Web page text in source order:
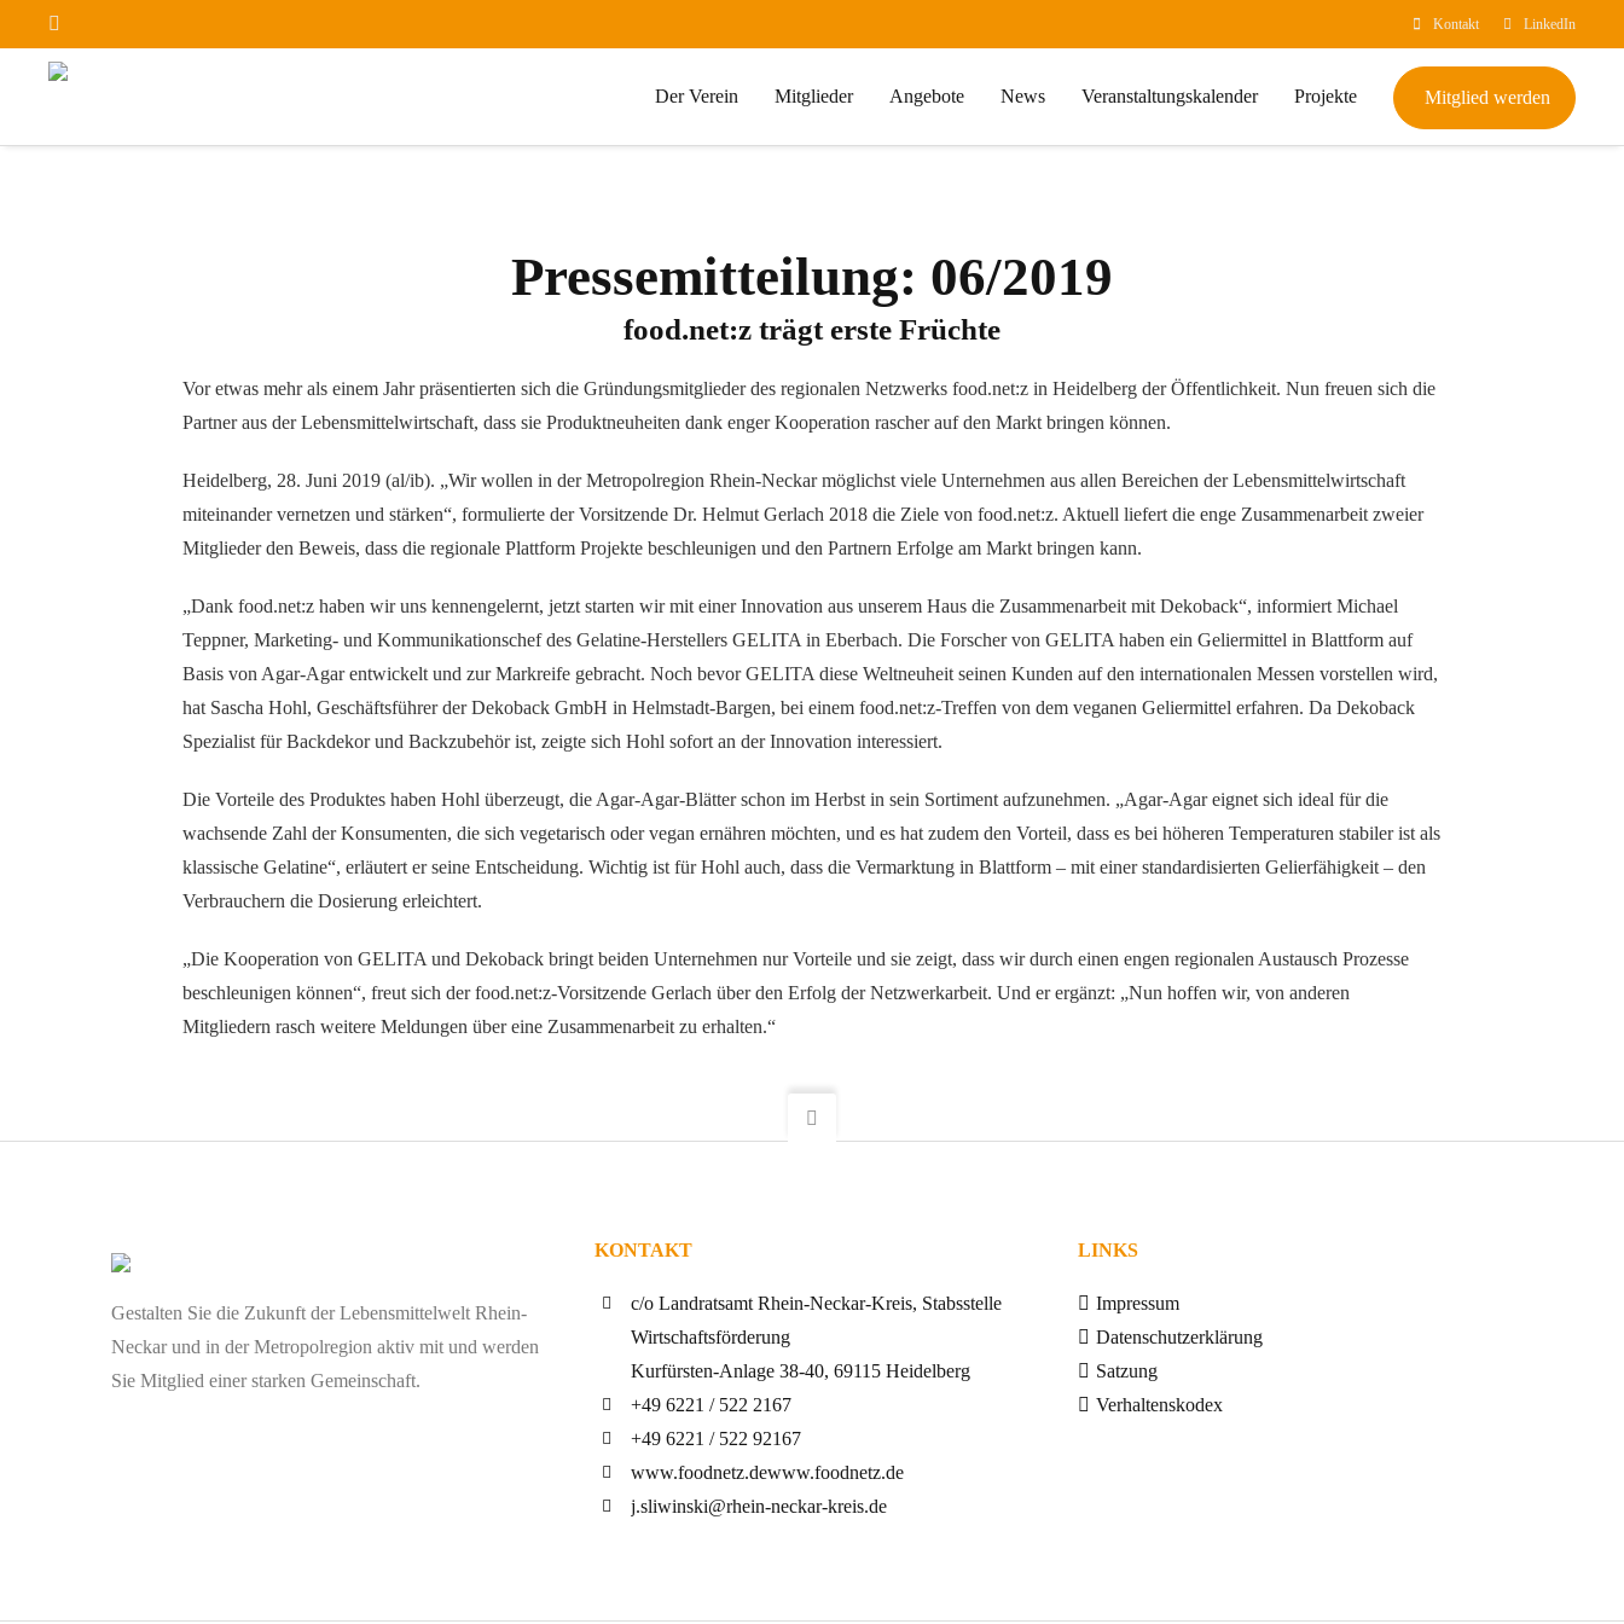
LinkedIn
Kontakt
Der Verein Mitglieder Angebote News Veranstaltungskalender Projekte Mitglied werden
Pressemitteilung: 06/2019
food.net:z trägt erste Früchte
Vor etwas mehr als einem Jahr präsentierten sich die Gründungsmitglieder des regionalen Netzwerks food.net:z in Heidelberg der Öffentlichkeit. Nun freuen sich die
Partner aus der Lebensmittelwirtschaft, dass sie Produktneuheiten dank enger Kooperation rascher auf den Markt bringen können.
Heidelberg, 28. Juni 2019 (al/ib). „Wir wollen in der Metropolregion Rhein-Neckar möglichst viele Unternehmen aus allen Bereichen der Lebensmittelwirtschaft
miteinander vernetzen und stärken“, formulierte der Vorsitzende Dr. Helmut Gerlach 2018 die Ziele von food.net:z. Aktuell liefert die enge Zusammenarbeit zweier
Mitglieder den Beweis, dass die regionale Plattform Projekte beschleunigen und den Partnern Erfolge am Markt bringen kann.
„Dank food.net:z haben wir uns kennengelernt, jetzt starten wir mit einer Innovation aus unserem Haus die Zusammenarbeit mit Dekoback“, informiert Michael
Teppner, Marketing- und Kommunikationschef des Gelatine-Herstellers GELITA in Eberbach. Die Forscher von GELITA haben ein Geliermittel in Blattform auf
Basis von Agar-Agar entwickelt und zur Markreife gebracht. Noch bevor GELITA diese Weltneuheit seinen Kunden auf den internationalen Messen vorstellen wird,
hat Sascha Hohl, Geschäftsführer der Dekoback GmbH in Helmstadt-Bargen, bei einem food.net:z-Treffen von dem veganen Geliermittel erfahren. Da Dekoback
Spezialist für Backdekor und Backzubehör ist, zeigte sich Hohl sofort an der Innovation interessiert.
Die Vorteile des Produktes haben Hohl überzeugt, die Agar-Agar-Blätter schon im Herbst in sein Sortiment aufzunehmen. „Agar-Agar eignet sich ideal für die
wachsende Zahl der Konsumenten, die sich vegetarisch oder vegan ernähren möchten, und es hat zudem den Vorteil, dass es bei höheren Temperaturen stabiler ist als
klassische Gelatine“, erläutert er seine Entscheidung. Wichtig ist für Hohl auch, dass die Vermarktung in Blattform – mit einer standardisierten Gelierfähigkeit – den
Verbrauchern die Dosierung erleichtert.
„Die Kooperation von GELITA und Dekoback bringt beiden Unternehmen nur Vorteile und sie zeigt, dass wir durch einen engen regionalen Austausch Prozesse
beschleunigen können“, freut sich der food.net:z-Vorsitzende Gerlach über den Erfolg der Netzwerkarbeit. Und er ergänzt: „Nun hoffen wir, von anderen
Mitgliedern rasch weitere Meldungen über eine Zusammenarbeit zu erhalten.“
Gestalten Sie die Zukunft der Lebensmittelwelt Rhein-
Neckar und in der Metropolregion aktiv mit und werden
Sie Mitglied einer starken Gemeinschaft.
KONTAKT
c/o Landratsamt Rhein-Neckar-Kreis, Stabsstelle
Wirtschaftsförderung
Kurfürsten-Anlage 38-40, 69115 Heidelberg
+49 6221 / 522 2167
+49 6221 / 522 92167
www.foodnetz.dewww.foodnetz.de
j.sliwinski@rhein-neckar-kreis.de
LINKS
Impressum
Datenschutzerklärung
Satzung
Verhaltenskodex